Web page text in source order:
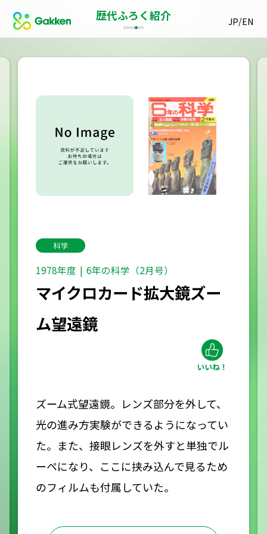
JP/EN
歴代ふろく紹介
科学
1978年度 6年の科学（2月号）
マイクロカード拡大鏡ズー
ム望遠鏡
ズーム式望遠鏡。レンズ部分を外して、
光の進み方実験ができるようになってい
た。また、接眼レンズを外すと単独でル
ーペになり、ここに挟み込んで見るため
のフィルムも付属していた。